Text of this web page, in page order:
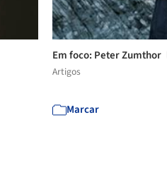
Em foco: Peter Zumthor
Artigos
Marcar